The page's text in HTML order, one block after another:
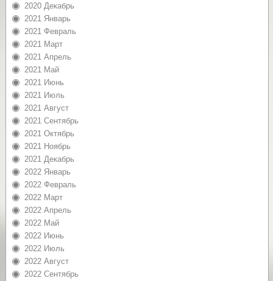
2020 Декабрь
2021 Январь
2021 Февраль
2021 Март
2021 Апрель
2021 Май
2021 Июнь
2021 Июль
2021 Август
2021 Сентябрь
2021 Октябрь
2021 Ноябрь
2021 Декабрь
2022 Январь
2022 Февраль
2022 Март
2022 Апрель
2022 Май
2022 Июнь
2022 Июль
2022 Август
2022 Сентябрь